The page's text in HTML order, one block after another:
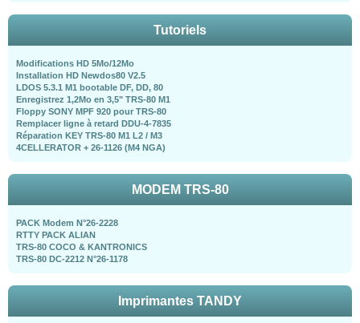
Tutoriels
Modifications HD 5Mo/12Mo
Installation HD Newdos80 V2.5
LDOS 5.3.1 M1 bootable DF, DD, 80
Enregistrez 1,2Mo en 3,5" TRS-80 M1
Floppy SONY MPF 920 pour TRS-80
Remplacer ligne à retard DDU-4-7835
Réparation KEY TRS-80 M1 L2 / M3
4CELLERATOR + 26-1126 (M4 NGA)
MODEM TRS-80
PACK Modem N°26-2228
RTTY PACK ALIAN
TRS-80 COCO & KANTRONICS
TRS-80 DC-2212 N°26-1178
Imprimantes TANDY